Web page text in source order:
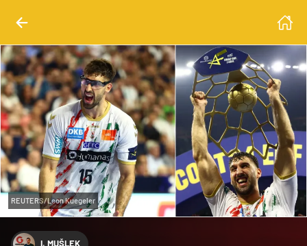
REUTERS/Leon Kuegeler
I. MUŠLEK